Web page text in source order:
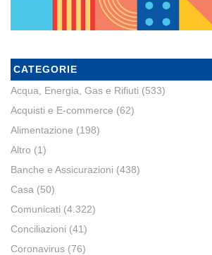
CATEGORIE
Acqua, Energia, Gas e Rifiuti (533)
Acquisti e E-commerce (62)
Alimentazione (198)
Altro (1)
Banche e Assicurazioni (438)
Casa (50)
Comunicati (4.322)
Conciliazioni (41)
Coronavirus (76)